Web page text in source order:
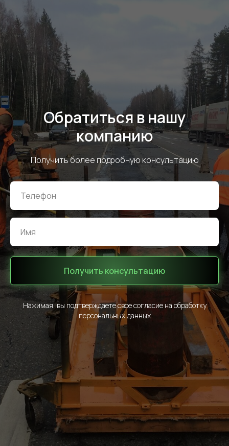
Обратиться в нашу
компанию
Получить более подробную консультацию
Получить консультацию
Нажимая, вы подтверждаете свое согласие на обработку
персональных данных